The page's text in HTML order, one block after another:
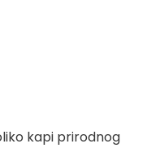
kapi prirodnog